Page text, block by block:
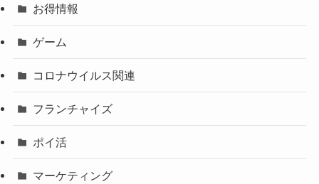
お得情報
ゲーム
コロナウイルス関連
フランチャイズ
ポイ活
マーケティング